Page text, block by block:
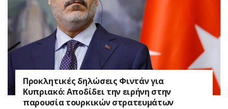
Προκλητικές δηλώσεις Φιντάν για
Κυπριακό: Αποδίδει την ειρήνη στην
παρουσία τουρκικών στρατευμάτων